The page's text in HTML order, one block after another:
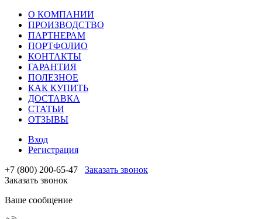
О КОМПАНИИ
ПРОИЗВОДСТВО
ПАРТНЕРАМ
ПОРТФОЛИО
КОНТАКТЫ
ГАРАНТИЯ
ПОЛЕЗНОЕ
КАК КУПИТЬ
ДОСТАВКА
СТАТЬИ
ОТЗЫВЫ
Вход
Регистрация
+7 (800) 200-65-47
Заказать звонок
Заказать звонок
Ваше сообщение